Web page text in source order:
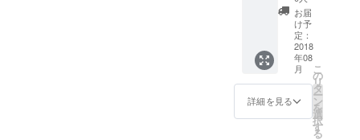
内正伸
講演
「木を
暮らし
にー夏
の自由
研究も
これで
から遠
のいた
複雑な
社会の
中で女
性の体
は大変
なので
す。自
分の中
お届
け予
定：
2018
年08
月
詳細を見る
こ
の
リ
タ
ー
ン
を
選
択
す
る